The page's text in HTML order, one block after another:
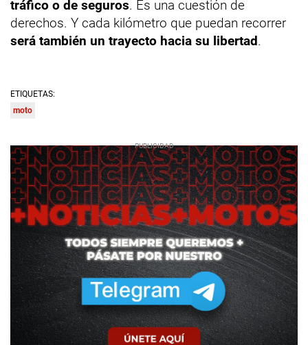
tráfico o de seguros. Es una cuestión de
derechos. Y cada kilómetro que puedan recorrer
será también un trayecto hacia su libertad.
ETIQUETAS:
moto